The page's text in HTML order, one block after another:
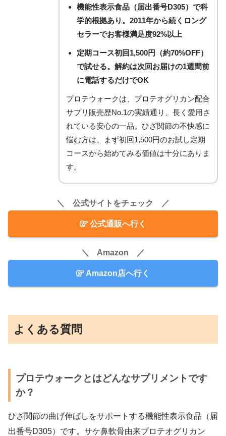
機能性表示食品（届出番号D305）で科
学的根拠あり。2011年から続くロング
セラーでお客様満足度92%以上
定期コース初回1,500円（約70%OFF）
で試せる。解約は次回お届けの1週間前
に電話するだけでOK
プロテウォークは、プロテオグリカン配合
サプリ販売歴No.1の実績通り、長く愛用さ
れている安心の一品。ひざ関節の不快感に
悩む方は、まず初回1,500円のお試し定期
コースから始めてみる価値は十分にありま
す。
＼ 公式サイトをチェック ／
公式通販へ行く
＼ Amazon ／
Amazon店へ行く
よくある質問
プロテウォークとはどんなサプリメントです
か？
ひざ関節の曲げ伸ばしをサポートする機能性表示食品（届
出番号D305）です。サケ鼻軟骨由来プロテオグリカン